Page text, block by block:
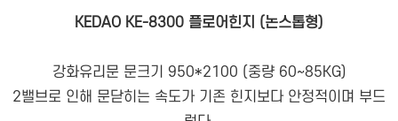
KEDAO KE-8300 플로어힌지 (논스톱형)
강화유리문 문크기 950*2100 (중량 60~85KG)
2밸브로 인해 문닫히는 속도가 기존 힌지보다 안정적이며 부드